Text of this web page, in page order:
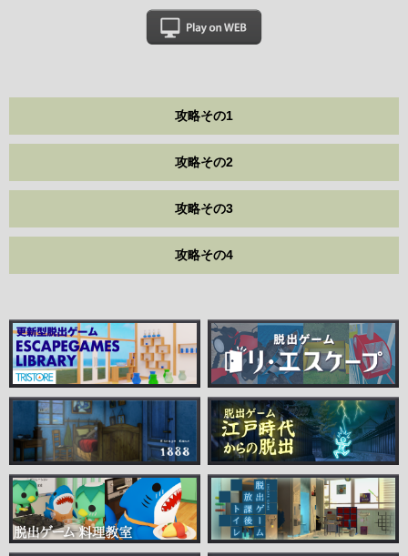
攻略その1
攻略その2
攻略その3
攻略その4